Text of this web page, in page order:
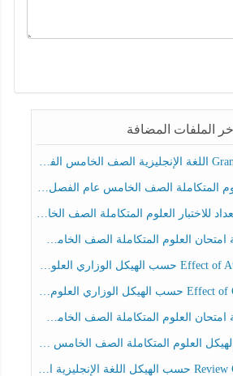
آخر الملفات المضافة
الصف الخامس عام الفصل الدراسي الثالث 2025-2026
العلوم المتكاملة الصف الخامس عام الفصل الثالث
المتكاملة الصف الخامس انسبير الفصل الثالث
المتكاملة الصف الخامس عام الفصل الثالث
المتكاملة الصف الخامس انسبير الفصل الثالث